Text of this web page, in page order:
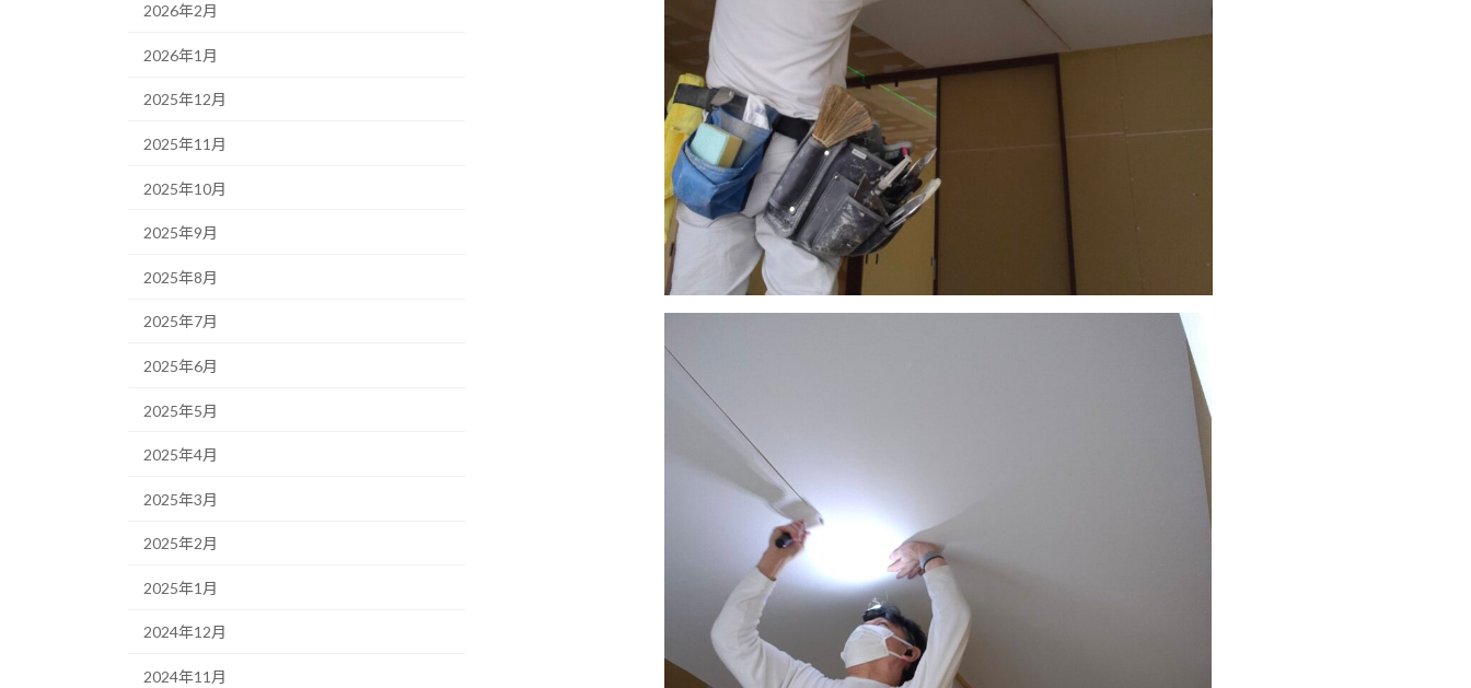
2026年2月
2026年1月
2025年12月
2025年11月
2025年10月
2025年9月
2025年8月
2025年7月
2025年6月
2025年5月
2025年4月
2025年3月
2025年2月
2025年1月
2024年12月
2024年11月